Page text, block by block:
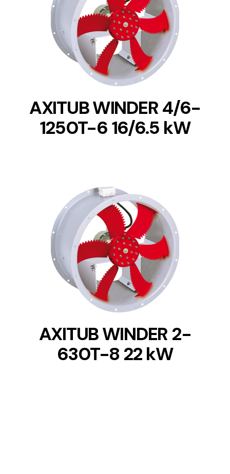
DETAILS
AXITUB WINDER 4/6-
1250T-6 16/6.5 kW
DETAILS
AXITUB WINDER 2-
630T-8 22 kW